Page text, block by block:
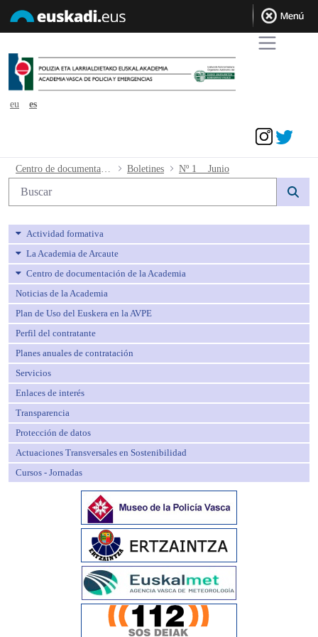
eu
es
Nº 1 Junio - avpe
Boletines Nº 1 Junio
Búsqueda web
Actividad formativa
La Academia de Arcaute
Centro de documentación de la Academia
Noticias de la Academia
Plan de Uso del Euskera en la AVPE
Perfil del contratante
Planes anuales de contratación
Servicios
Enlaces de interés
Transparencia
Protección de datos
Actuaciones Transversales en Sostenibilidad
Cursos - Jornadas